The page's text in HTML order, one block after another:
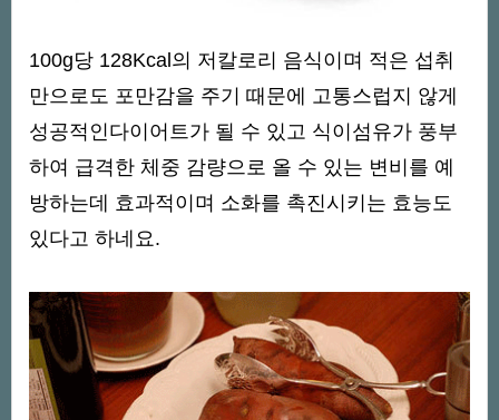
100g당 128Kcal의 저칼로리 음식이며 적은 섭취
만으로도 포만감을 주기 때문에 고통스럽지 않게
성공적인다이어트가 될 수 있고 식이섬유가 풍부
하여 급격한 체중 감량으로 올 수 있는 변비를 예
방하는데 효과적이며 소화를 촉진시키는 효능도
있다고 하네요.